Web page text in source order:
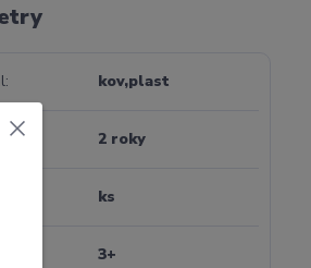
kov,plast
2 roky
ks
3+